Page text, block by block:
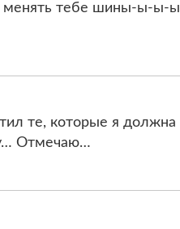
менять тебе шины-ы-ы-
те, которые я должна
Отмечаю…